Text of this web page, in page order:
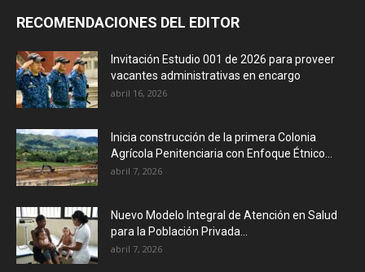
RECOMENDACIONES DEL EDITOR
Invitación Estudio 001 de 2026 para proveer
vacantes administrativas en encargo
abril 16, 2026
Inicia construcción de la primera Colonia
Agrícola Penitenciaria con Enfoque Étnico...
abril 7, 2026
Nuevo Modelo Integral de Atención en Salud
para la Población Privada...
abril 7, 2026